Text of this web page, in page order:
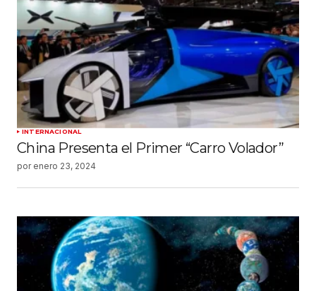
INTERNACIONAL
China Presenta el Primer “Carro Volador”
por enero 23, 2024